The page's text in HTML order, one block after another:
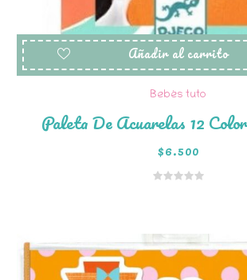
Añadir al carrito
Bebés tuto
Paleta De Acuarelas 12
$6.500